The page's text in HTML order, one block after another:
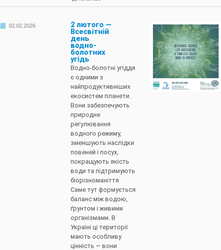
02.02.2026
2 лютого —
Всесвітній
день
водно-
болотних
угідь
Водно-болотні угіддя
є одними з
найпродуктивніших
екосистем планети.
Вони забезпечують
природне
регулювання
водного режиму,
зменшують наслідки
повеней і посух,
покращують якість
води та підтримують
біорізноманіття.
Саме тут формується
баланс між водою,
ґрунтом і живими
організмами. В
Україні ці території
мають особливу
цінність — вони